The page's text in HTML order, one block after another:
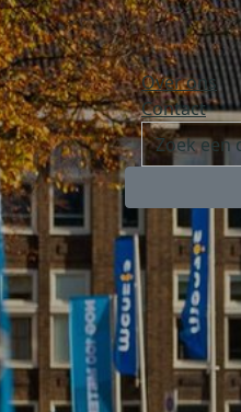
Over ons
Contact